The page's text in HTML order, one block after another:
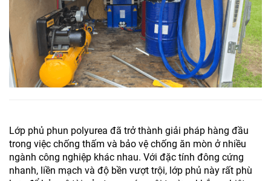
Lớp phủ phun polyurea đã trở thành giải pháp hàng đầu
trong việc chống thấm và bảo vệ chống ăn mòn ở nhiều
ngành công nghiệp khác nhau. Với đặc tính đông cứng
nhanh, liền mạch và độ bền vượt trội, lớp phủ này rất phù